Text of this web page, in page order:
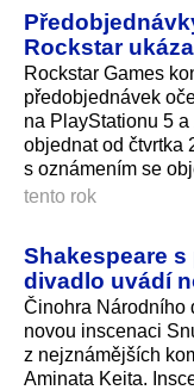
Rockstar
Rockstar Games
předobjednávek
na PlayStationu 5
objednat od čtvrtka
s oznámením se
tento rok
Shakespeare
divadlo uvádí
Činohra Národního
novou inscenaci
z nejznámějších
Aminata Keita.